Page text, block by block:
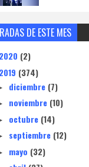
DE ESTE MES
2020 (2)
2019 (374)
diciembre (7)
noviembre (10)
octubre (14)
septiembre (12)
mayo (32)